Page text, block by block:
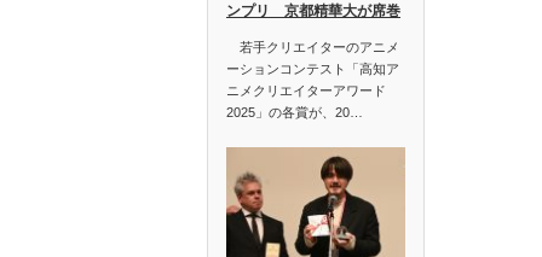
ンプリ 京都精華大が席巻
若手クリエイターのアニメ
ーションコンテスト「高知ア
ニメクリエイターアワード
2025」の各賞が、20…